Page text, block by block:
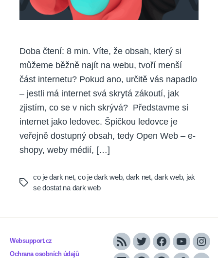
Doba čtení: 8 min. Víte, že obsah, který si
můžeme běžně najít na webu, tvoří menší
část internetu? Pokud ano, určitě vás napadlo
– jestli má internet svá skrytá zákoutí, jak
zjistím, co se v nich skrývá? Představme si
internet jako ledovec. Špičkou ledovce je
veřejně dostupný obsah, tedy Open Web – e-
shopy, weby médií, […]
Tags
co je dark net, co je dark web, dark net,dark web, jak
se dostat na dark web
Websupport.cz
Ochrana osobních údajů
RSS TwitterFacebook
YouTube